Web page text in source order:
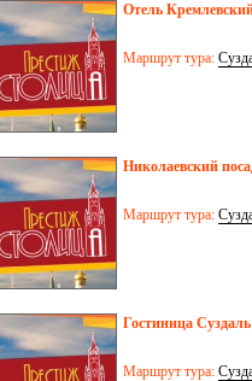
Отель
Маршрут тура:
Николаевский
Маршрут тура:
Гостиница
Маршрут тура: